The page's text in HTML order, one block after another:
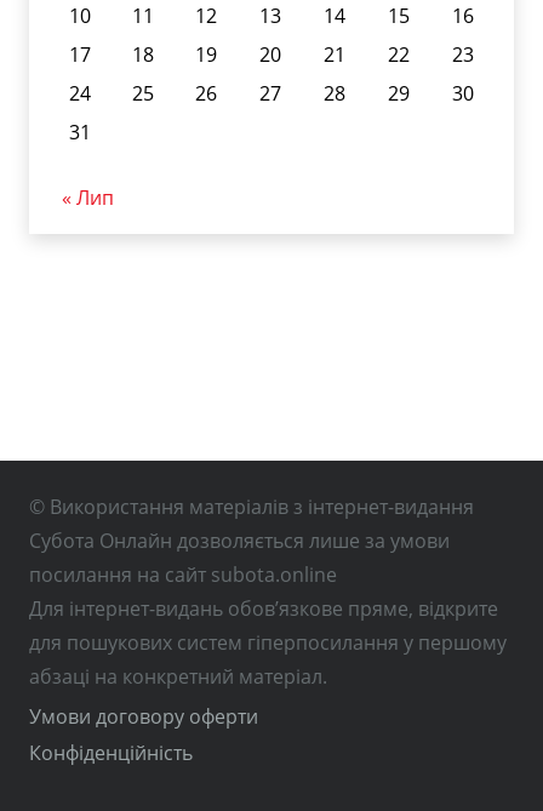
10
11 12 13 14 15
16
17
18 19 20 21 22
23
24
25 26 27 28 29
30
31
« Лип
© Використання матеріалів з інтернет-видання
Субота Онлайн дозволяється лише за умови
посилання на сайт subota.online
Для інтернет-видань обов’язкове пряме, відкрите
для пошукових систем гіперпосилання у першому
абзаці на конкретний матеріал.
Умови договору оферти
Конфіденційність